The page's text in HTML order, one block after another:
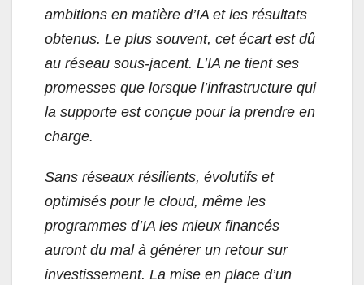
ambitions en matière d’IA et les résultats
obtenus. Le plus souvent, cet écart est dû
au réseau sous-jacent. L’IA ne tient ses
promesses que lorsque l’infrastructure qui
la supporte est conçue pour la prendre en
charge.
Sans réseaux résilients, évolutifs et
optimisés pour le cloud, même les
programmes d’IA les mieux financés
auront du mal à générer un retour sur
investissement. La mise en place d’un